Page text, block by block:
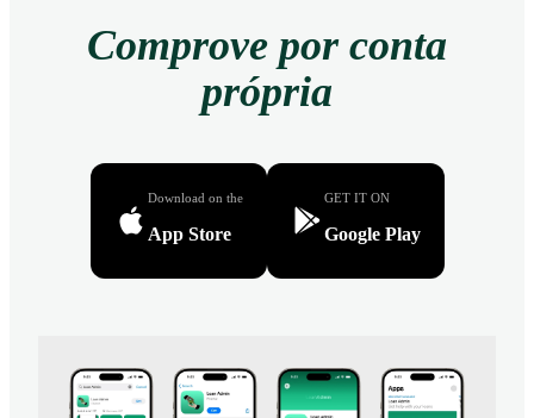
Comprove por conta
própria
Download on the
App Store
GET IT ON
Google Play